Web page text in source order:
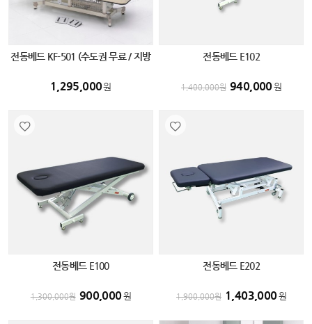
전동베드 KF-501 (수도권 무료 / 지방
1,295,000원
전동베드 E102
1,400,000원 940,000원
전동베드 E100
1,300,000원 900,000원
전동베드 E202
1,900,000원 1,403,000원